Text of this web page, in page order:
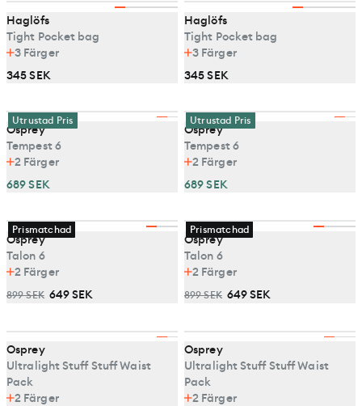
Haglöfs
Tight Pocket bag
3 Färger
345 SEK
Haglöfs
Tight Pocket bag
3 Färger
345 SEK
Utrustad Pris
Osprey
Tempest 6
2 Färger
689 SEK
Utrustad Pris
Osprey
Tempest 6
2 Färger
689 SEK
Prismatchad
Osprey
Talon 6
2 Färger
899 SEK 649 SEK
Prismatchad
Osprey
Talon 6
2 Färger
899 SEK 649 SEK
Osprey
Ultralight Stuff Stuff Waist
Pack
2 Färger
Osprey
Ultralight Stuff Stuff Waist
Pack
2 Färger